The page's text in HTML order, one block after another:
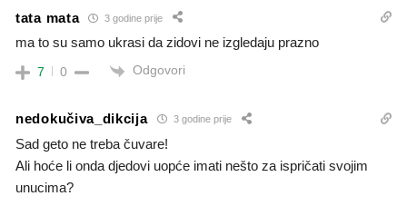
tata mata 3 godine prije
ma to su samo ukrasi da zidovi ne izgledaju prazno
7 0 Odgovori
nedokučiva_dikcija 3 godine prije
Sad geto ne treba čuvare!
Ali hoće li onda djedovi uopće imati nešto za ispričati svojim
unucima?